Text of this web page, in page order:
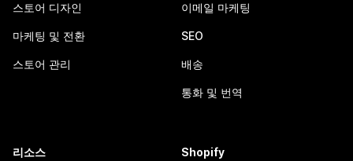
스토어 디자인
마케팅 및 전환
스토어 관리
이메일 마케팅
SEO
배송
통화 및 번역
리소스 Shopify